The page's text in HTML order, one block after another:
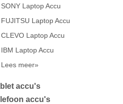
SONY Laptop Accu
FUJITSU Laptop Accu
CLEVO Laptop Accu
IBM Laptop Accu
Lees meer»
accu's
accu's